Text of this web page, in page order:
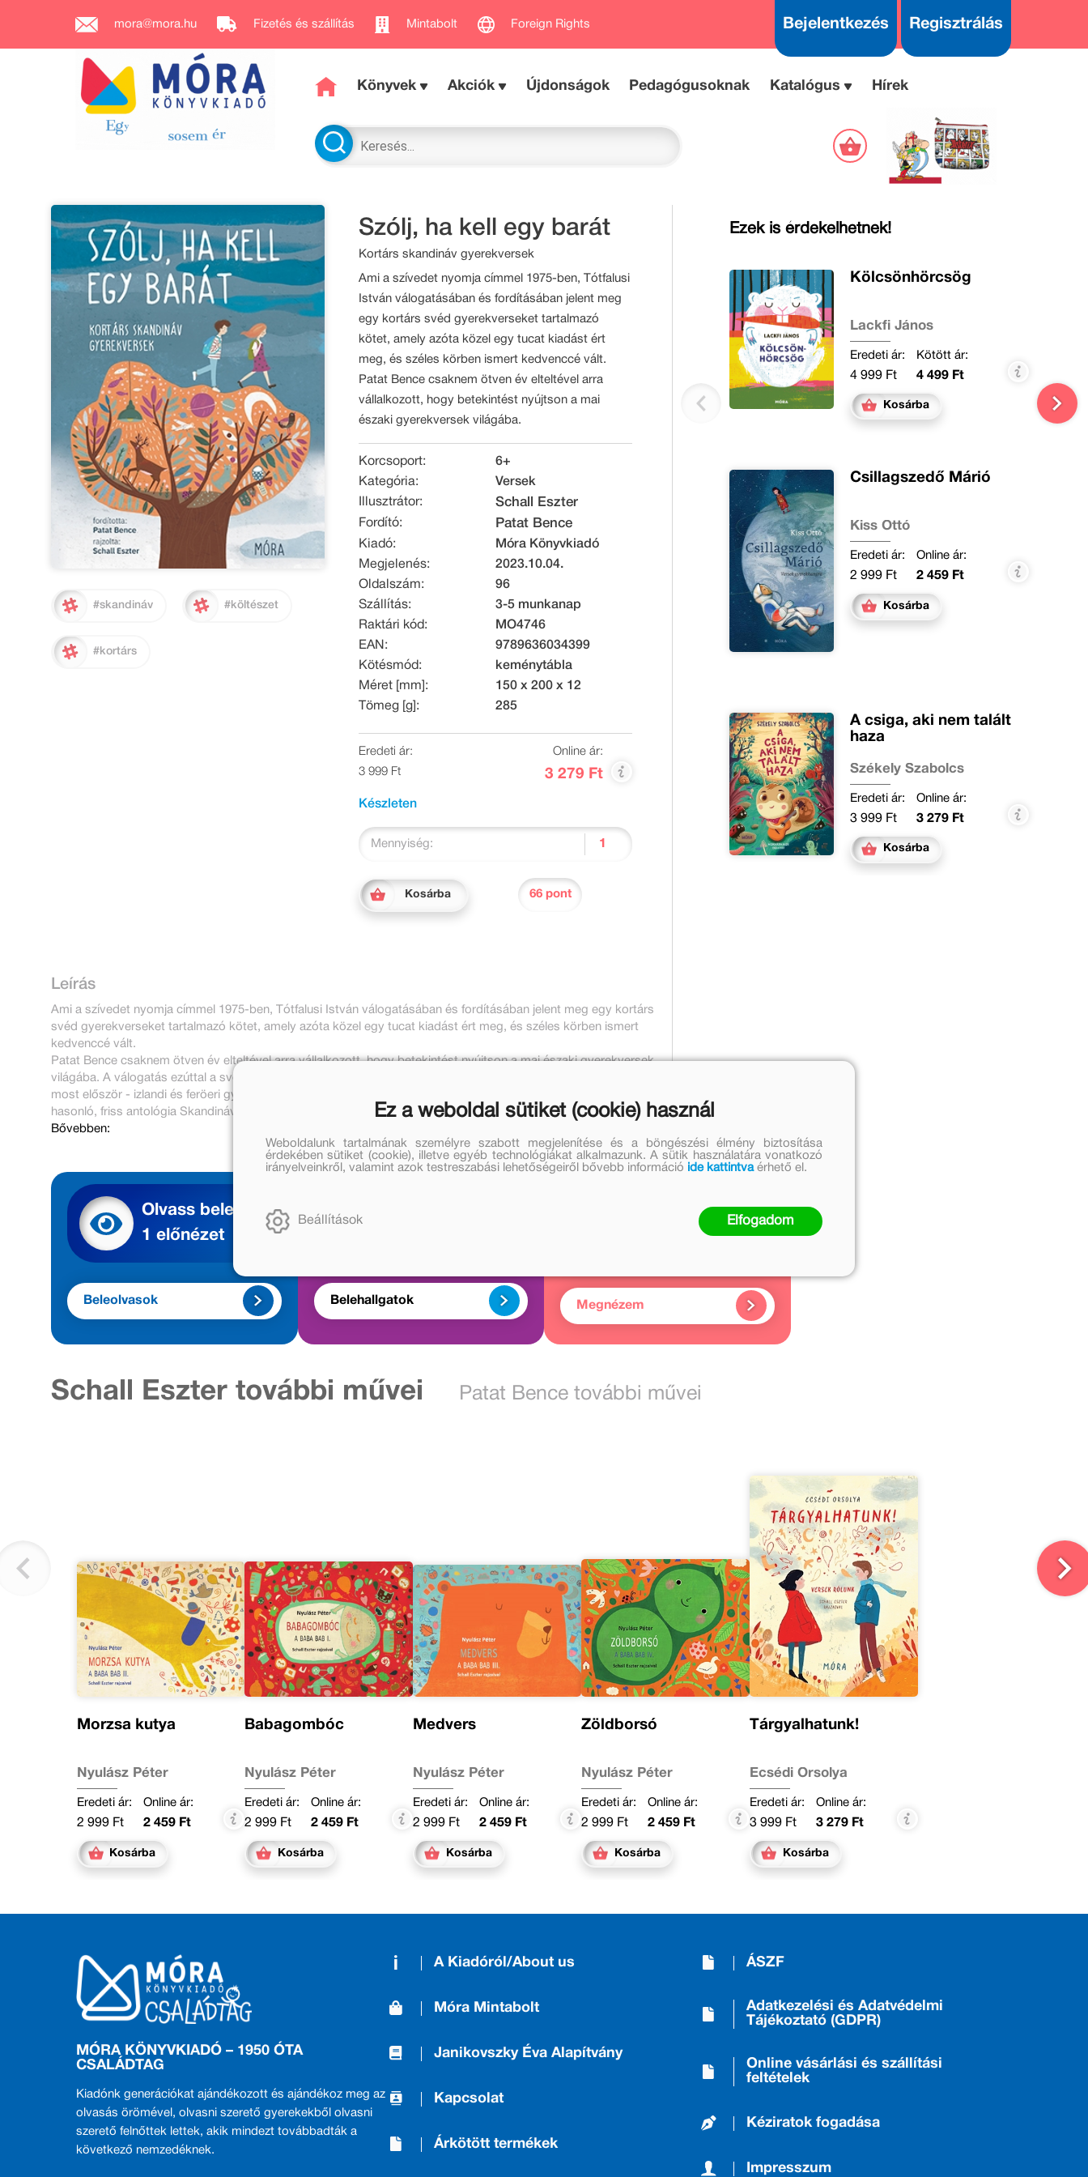
mora@mora.hu Fizetés és szállítás Mintabolt Foreign Rights Bejelentkezés Regisztrálás
Könyvek Akciók Újdonságok Pedagógusoknak Katalógus Hírek
#skandináv #költészet
#kortárs
Szólj, ha kell egy barát
Kortárs skandináv gyerekversek
Ami a szívedet nyomja címmel 1975-ben, Tótfalusi
István válogatásában és fordításában jelent meg
egy kortárs svéd gyerekverseket tartalmazó
kötet, amely azóta közel egy tucat kiadást ért
meg, és széles körben ismert kedvenccé vált.
Patat Bence csaknem ötven év elteltével arra
vállalkozott, hogy betekintést nyújtson a mai
északi gyerekversek világába.
Korcsoport:
6+
Kategória:
Versek
Illusztrátor:
Schall Eszter
Fordító: Patat Bence
Kiadó:
Móra Könyvkiadó
Megjelenés:
2023.10.04.
Oldalszám:
96
Szállítás:
3-5 munkanap
Raktári kód:
MO4746
EAN:
9789636034399
Kötésmód:
keménytábla
Méret [mm]:
150 x 200 x 12
Tömeg [g]:
285
Eredeti ár:
3 999 Ft
Online ár:
3 279 Ft
Készleten
Mennyiség:
Kosárba 66 pont
Leírás
Ami a szívedet nyomja címmel 1975-ben, Tótfalusi István válogatásában és fordításában jelent meg egy kortárs
svéd gyerekverseket tartalmazó kötet, amely azóta közel egy tucat kiadást ért meg, és széles körben ismert
kedvenccé vált.
Patat Bence csaknem ötven év elteltével arra vállalkozott, hogy betekintést nyújtson a mai északi gyerekversek
világába. A válogatás ezúttal a svéd mellett norvég és dán verseket is magában foglal, emellett pedig - magyarul
most először - izlandi és feröeri gyerekversek is helyet kaptak a kötetben, amely azért is egyedülálló, mert ehhez
hasonló, friss antológia Skandináviában sem létezik.
Bővebben:
Ezek is érdekelhetnek!
Kölcsönhörcsög
Lackfi János
Eredeti ár:
4 999 Ft
Kötött ár:
4 499 Ft
Kosárba
Csillagszedő Márió
Kiss Ottó
Eredeti ár:
2 999 Ft
Online ár:
2 459 Ft
Kosárba
A csiga, aki nem talált
haza
Székely Szabolcs
Eredeti ár:
3 999 Ft
Online ár:
3 279 Ft
Kosárba
Olvass bele
1 előnézet
Beleolvasok Belehallgatok
Kapcsolódó
Megnézem
Schall Eszter további művei Patat Bence további művei
Morzsa kutya
Nyulász Péter
Eredeti ár:
2 999 Ft
Online ár:
2 459 Ft
Kosárba
Babagombóc
Nyulász Péter
Eredeti ár:
2 999 Ft
Online ár:
2 459 Ft
Kosárba
Medvers
Nyulász Péter
Eredeti ár:
2 999 Ft
Online ár:
2 459 Ft
Kosárba
Zöldborsó
Nyulász Péter
Eredeti ár:
2 999 Ft
Online ár:
2 459 Ft
Kosárba
Tárgyalhatunk!
Ecsédi Orsolya
Eredeti ár:
3 999 Ft
Online ár:
3 279 Ft
Kosárba
MÓRA KÖNYVKIADÓ – 1950 ÓTA
CSALÁDTAG
Kiadónk generációkat ajándékozott és ajándékoz meg az
olvasás örömével, olvasni szerető gyerekekből olvasni
szerető felnőttek lettek, akik mindezt továbbadták a
következő nemzedéknek.
A Kiadóról/About us
Móra Mintabolt
Janikovszky Éva Alapítvány
Kapcsolat
Árkötött termékek
ÁSZF
Adatkezelési és Adatvédelmi
Tájékoztató (GDPR)
Online vásárlási és szállítási
feltételek
Kéziratok fogadása
Impresszum
Ez a weboldal sütiket (cookie) használ
Weboldalunk tartalmának személyre szabott megjelenítése és a böngészési élmény biztosítása
érdekében sütiket (cookie), illetve egyéb technológiákat alkalmazunk. A sütik használatára vonatkozó
irányelveinkről, valamint azok testreszabási lehetőségeiről bővebb információ ide kattintvaérhető el.
Beállítások Elfogadom